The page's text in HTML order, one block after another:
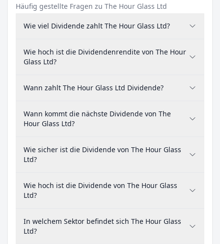
Häufig gestellte Fragen zu The Hour Glass Ltd
Wie viel Dividende zahlt The Hour Glass Ltd?
Wie hoch ist die Dividendenrendite von The Hour
Glass Ltd?
Wann zahlt The Hour Glass Ltd Dividende?
Wann kommt die nächste Dividende von The
Hour Glass Ltd?
Wie sicher ist die Dividende von The Hour Glass
Ltd?
Wie hoch ist die Dividende von The Hour Glass
Ltd?
In welchem Sektor befindet sich The Hour Glass
Ltd?